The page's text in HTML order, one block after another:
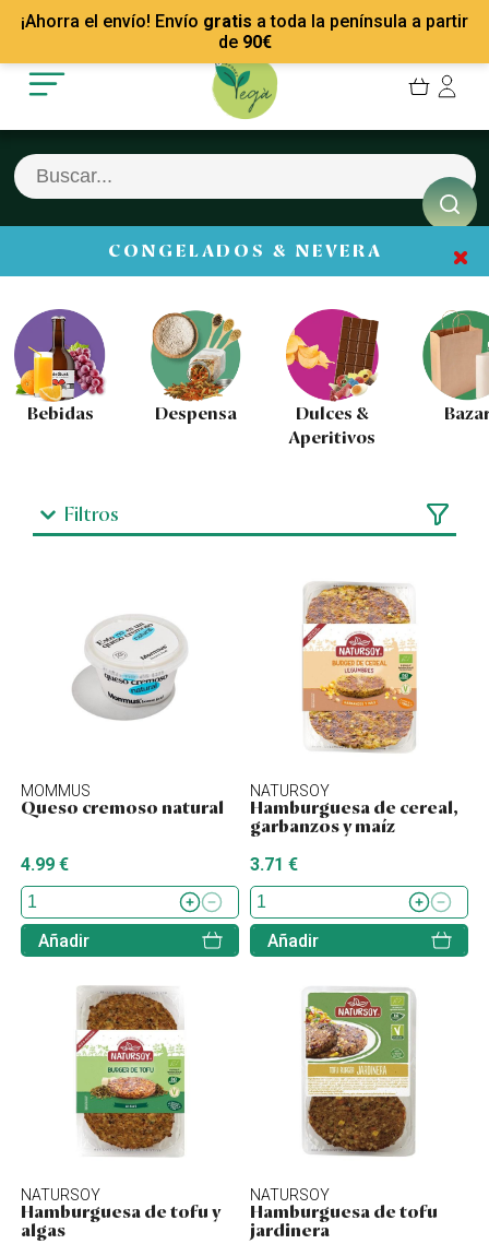
¡Ahorra el envío! Envío gratis a toda la península a partir
de 90€
Mis Pedidos
Mis favoritos
Cerrar sesión
Recetas
Empresas
Contacto
CONGELADOS & NEVERA
Despensa
Dulces &
Bazar
Filtros
MOMMUS
Queso cremoso natural
4.99 €
Añadir
NATURSOY
Hamburguesa de cereal,
garbanzos y maíz
3.71 €
Añadir
NATURSOY
Hamburguesa de tofu y
algas
NATURSOY
Hamburguesa de tofu
jardinera